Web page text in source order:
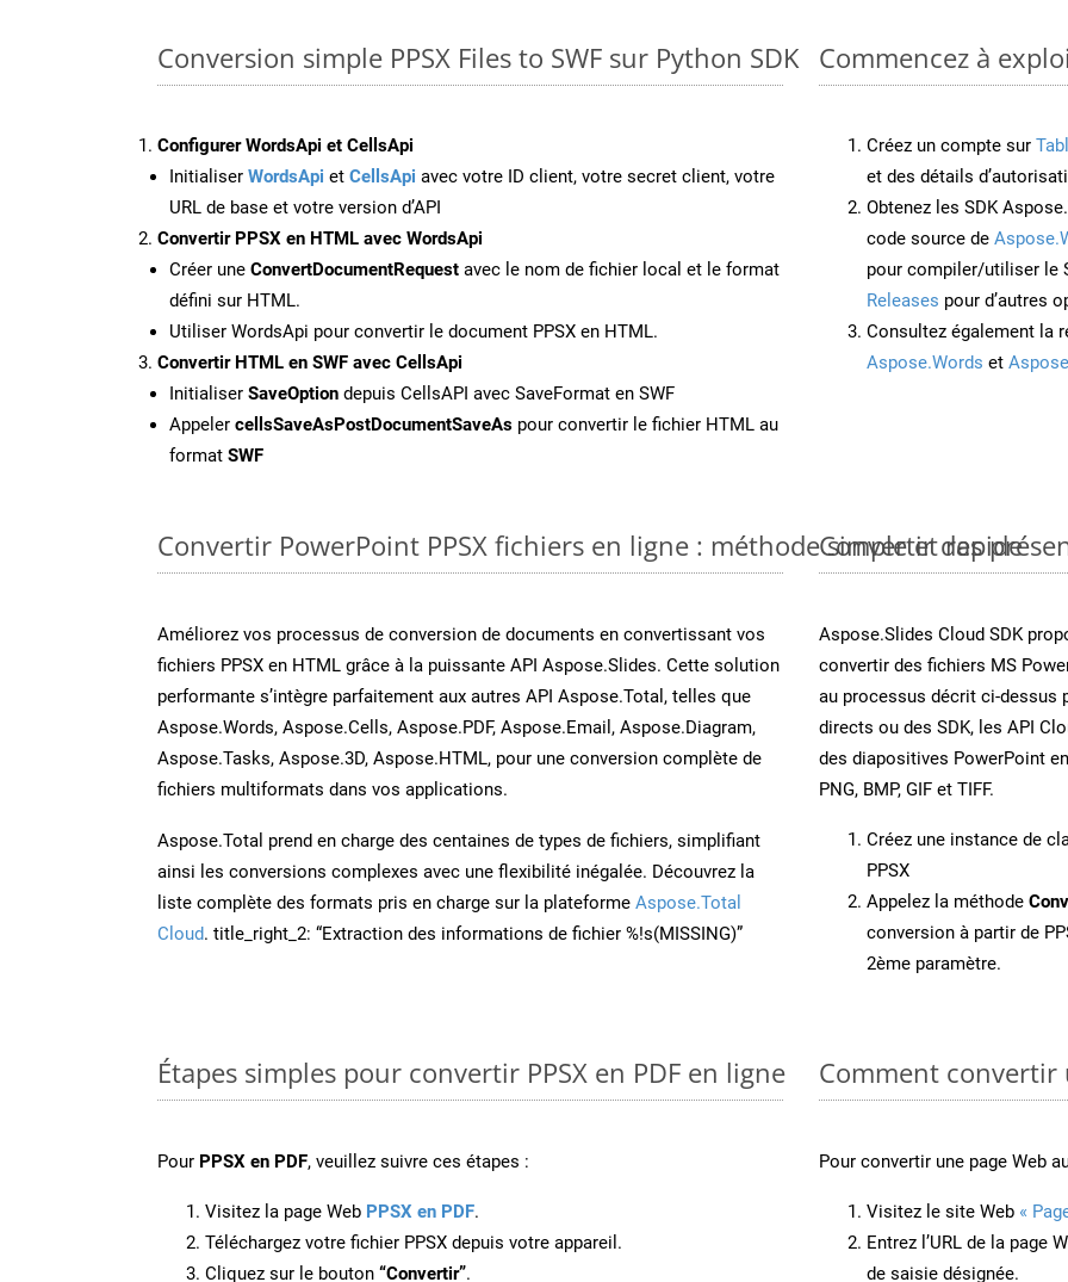
Conversion simple PPSX Files to SWF sur Python SDK
Configurer WordsApi et CellsApi
Initialiser WordsApi et CellsApi avec votre ID client, votre secret client, votre
URL de base et votre version d’API
Convertir PPSX en HTML avec WordsApi
Créer une ConvertDocumentRequest avec le nom de fichier local et le format
défini sur HTML.
Utiliser WordsApi pour convertir le document PPSX en HTML.
Convertir HTML en SWF avec CellsApi
Initialiser SaveOption depuis CellsAPI avec SaveFormat en SWF
Appeler cellsSaveAsPostDocumentSaveAs pour convertir le fichier HTML au
format SWF
Commencez à
Créez un compte sur
et des détails
Obtenez les SDK
code source de
pour compiler/utiliser le
Releases pour d’autres
Consultez également la
Aspose.Words et
Convertir PowerPoint PPSX fichiers en ligne : méthode simple et rapide
Améliorez vos processus de conversion de documents en convertissant vos
fichiers PPSX en HTML grâce à la puissante API Aspose.Slides. Cette solution
performante s’intègre parfaitement aux autres API Aspose.Total, telles que
Aspose.Words, Aspose.Cells, Aspose.PDF, Aspose.Email, Aspose.Diagram,
Aspose.Tasks, Aspose.3D, Aspose.HTML, pour une conversion complète de
fichiers multiformats dans vos applications.
Aspose.Total prend en charge des centaines de types de fichiers, simplifiant
ainsi les conversions complexes avec une flexibilité inégalée. Découvrez la
liste complète des formats pris en charge sur la plateforme Aspose.Total
Cloud. title_right_2: “Extraction des informations de fichier %!s(MISSING)”
Convertir des
Aspose.Slides Cloud SDK
convertir des fichiers MS
au processus décrit ci-dessus
directs ou des SDK, les API
des diapositives PowerPoint
PNG, BMP, GIF et TIFF.
Créez une instance de
PPSX
Appelez la méthode
conversion à partir de
2ème paramètre.
Étapes simples pour convertir PPSX en PDF en ligne
Pour PPSX en PDF, veuillez suivre ces étapes :
Visitez la page Web PPSX en PDF.
Téléchargez votre fichier PPSX depuis votre appareil.
Cliquez sur le bouton “Convertir”.
Comment convertir
Pour convertir une page Web
Visitez le site Web «
Entrez l’URL de la page
de saisie désignée.